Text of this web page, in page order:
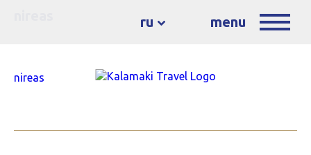
ru menu
nireas